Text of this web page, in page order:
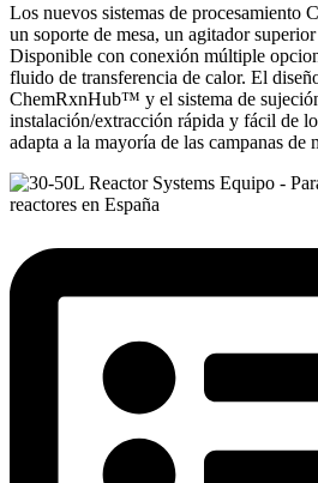
Los nuevos sistemas de
un soporte de mesa, un agitador
Disponible con conexión múltiple
fluido de transferencia de calor. El
ChemRxnHub™ y el sistema de
instalación/extracción rápida y fácil de
adapta a la mayoría de las campanas de